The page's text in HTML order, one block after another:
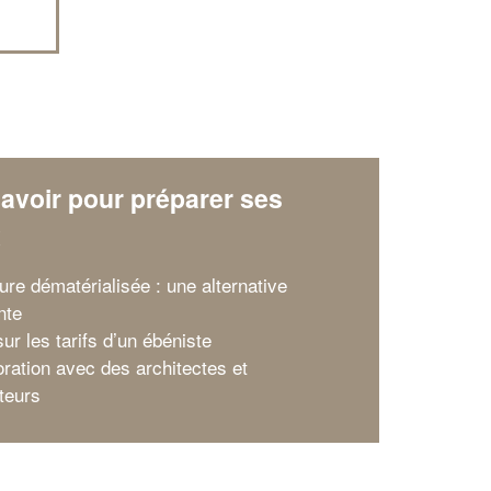
pour préparer ses
dématérialisée : une alternative
les tarifs d’un ébéniste
avec des architectes et